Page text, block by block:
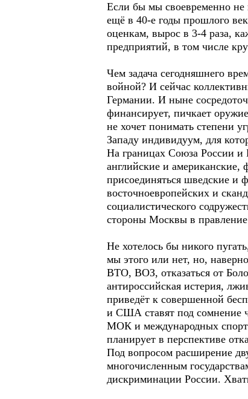
Если бы мы своевременно не
ещё в 40-е годы прошлого
оценкам, вырос в 3-4 раза,
предприятий, в том числе
Чем задача сегодняшнего
войной? И сейчас
Германии. И ныне
финансирует, пичкает
не хочет понимать степени
Западу индивидуум, для
На границах Союза России и
английские и
присоединяться шведские и
восточноевропейских и
социалистического
стороны Москвы в
Не хотелось бы никого
мы этого или нет, но,
ВТО, ВОЗ, отказаться от
антироссийская истерия,
приведёт к совершенной
и США ставят под сомнение
МОК и международных
планирует в перспективе
Под вопросом расширение
многочисленным
дискриминации России.